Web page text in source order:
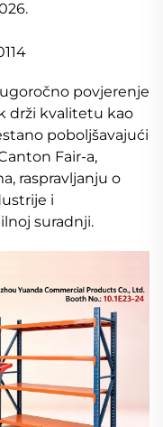
povjerenje
drži kvalitetu kao
poboljšavajući
Fair-a,
raspravljanju o
i
suradnji.